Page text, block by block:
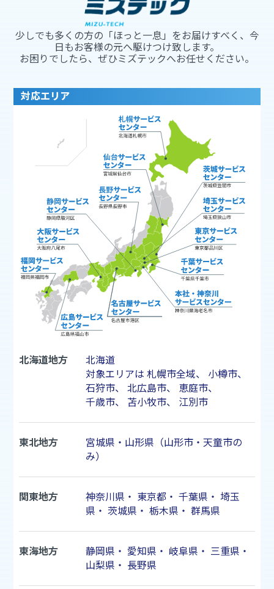
少しでも多くの方の「ほっと一息」をお届けすべく、今
日もお客様の元へ駆けつけ致します。
お困りでしたら、ぜひミズテックへお任せください。
対応エリア
北海道地方
北海道
対象エリアは 札幌市全域、 小樽市、
石狩市、 北広島市、 恵庭市、
千歳市、 苫小牧市、 江別市
東北地方
宮城県・山形県（山形市・天童市の
み）
関東地方 神奈川県 ・ 東京都・ 千葉県 ・ 埼玉
県 ・ 茨城県 ・ 栃木県 ・ 群馬県
東海地方 静岡県 ・ 愛知県 ・ 岐阜県 ・ 三重県 ・
山梨県 ・ 長野県